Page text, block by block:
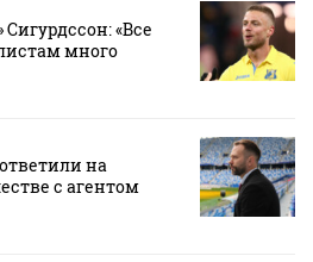
Сигурдссон: «Все
много
на
с агентом